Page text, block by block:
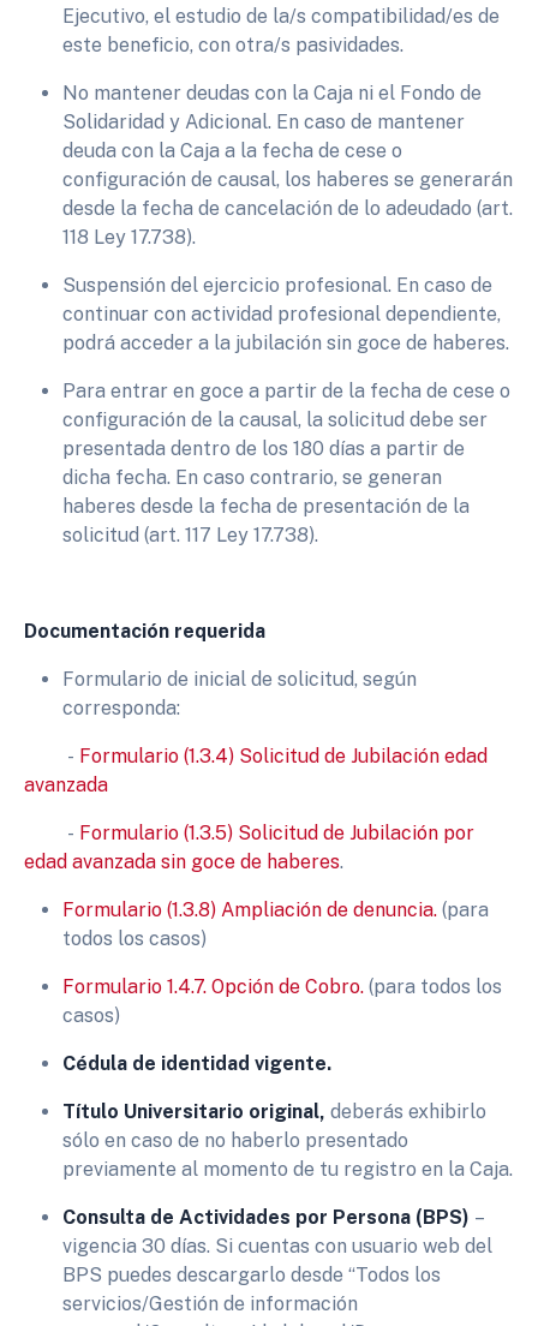
Ejecutivo, el estudio de la/s compatibilidad/es de
este beneficio, con otra/s pasividades.
No mantener deudas con la Caja ni el Fondo de
Solidaridad y Adicional. En caso de mantener
deuda con la Caja a la fecha de cese o
configuración de causal, los haberes se generarán
desde la fecha de cancelación de lo adeudado (art.
118 Ley 17.738).
Suspensión del ejercicio profesional. En caso de
continuar con actividad profesional dependiente,
podrá acceder a la jubilación sin goce de haberes.
Para entrar en goce a partir de la fecha de cese o
configuración de la causal, la solicitud debe ser
presentada dentro de los 180 días a partir de
dicha fecha. En caso contrario, se generan
haberes desde la fecha de presentación de la
solicitud (art. 117 Ley 17.738).
Documentación requerida
Formulario de inicial de solicitud, según
corresponda:
- Formulario (1.3.4) Solicitud de Jubilación edad
avanzada
- Formulario (1.3.5) Solicitud de Jubilación por
edad avanzada sin goce de haberes.
Formulario (1.3.8) Ampliación de denuncia. (para
todos los casos)
Formulario 1.4.7. Opción de Cobro. (para todos los
casos)
Cédula de identidad vigente.
Título Universitario original, deberás exhibirlo
sólo en caso de no haberlo presentado
previamente al momento de tu registro en la Caja.
Consulta de Actividades por Persona (BPS) –
vigencia 30 días. Si cuentas con usuario web del
BPS puedes descargarlo desde “Todos los
servicios/Gestión de información